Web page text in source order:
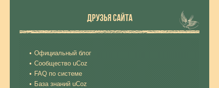
ДРУЗЬЯ САЙТА
Официальный блог
Сообщество uCoz
FAQ по системе
База знаний uCoz